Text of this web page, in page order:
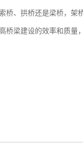
、拱桥还是梁桥，架
桥梁建设的效率和质量